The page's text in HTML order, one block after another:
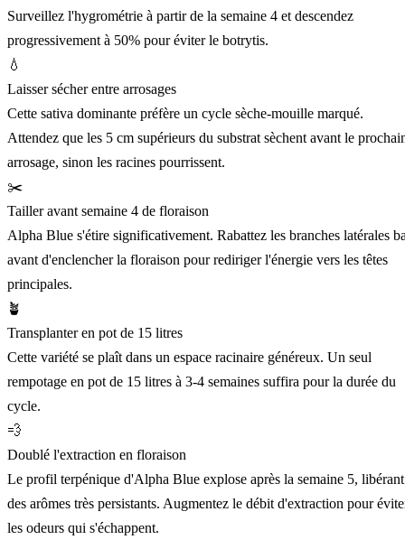
Surveillez l'hygrométrie à partir de la semaine 4 et descendez
progressivement à 50% pour éviter le botrytis.
💧
Laisser sécher entre arrosages
Cette sativa dominante préfère un cycle sèche-mouille marqué.
Attendez que les 5 cm supérieurs du substrat sèchent avant le
arrosage, sinon les racines pourrissent.
✂️
Tailler avant semaine 4 de floraison
Alpha Blue s'étire significativement. Rabattez les branches latérales
avant d'enclencher la floraison pour rediriger l'énergie vers les têtes
principales.
🪴
Transplanter en pot de 15 litres
Cette variété se plaît dans un espace racinaire généreux. Un seul
rempotage en pot de 15 litres à 3-4 semaines suffira pour la durée du
cycle.
💨
Doublé l'extraction en floraison
Le profil terpénique d'Alpha Blue explose après la semaine 5, libérant
des arômes très persistants. Augmentez le débit d'extraction pour
les odeurs qui s'échappent.